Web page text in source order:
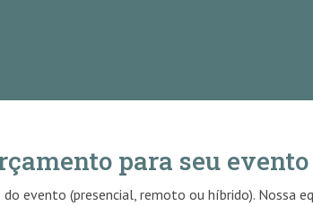
para seu evento
evento (presencial, remoto ou híbrido). Nossa